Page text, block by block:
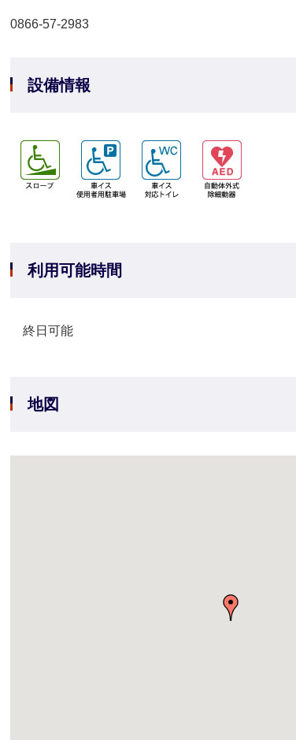
0866-57-2983
設備情報
利用可能時間
終日可能
地図